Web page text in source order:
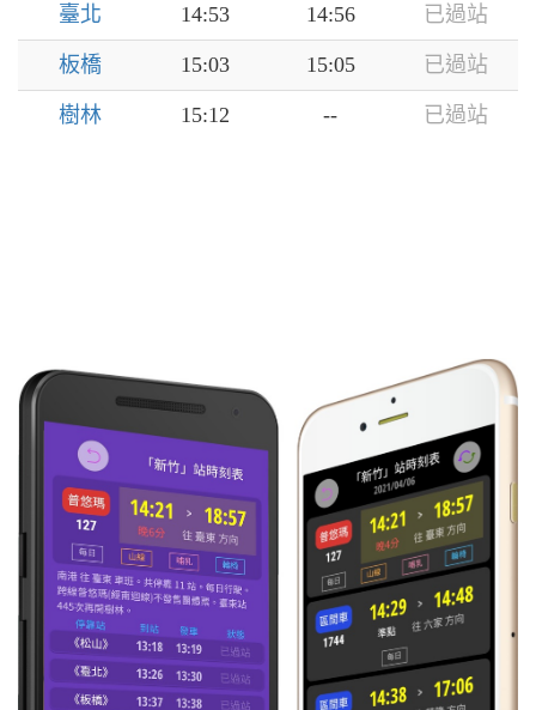
臺北 14:53 14:56 已過站
板橋 15:03 15:05 已過站
樹林 15:12 -- 已過站